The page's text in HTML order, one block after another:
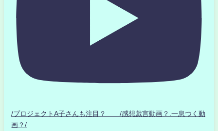
/プロジェクトA子さんも注目？ /感想戯言動画？.一息つく動
画？/